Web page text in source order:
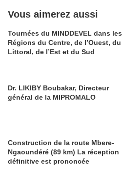
Vous aimerez aussi
Tournées du MINDDEVEL dans les
Régions du Centre, de l’Ouest, du
Littoral, de l’Est et du Sud
Dr. LIKIBY Boubakar, Directeur
général de la MIPROMALO
Construction de la route Mbere-
Ngaoundéré (89 km) La réception
définitive est prononcée